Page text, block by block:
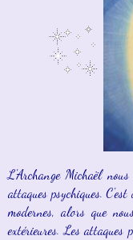
L'Archange Michaël
attaques psychiques.
modernes, alors que
extérieures. Les attaques